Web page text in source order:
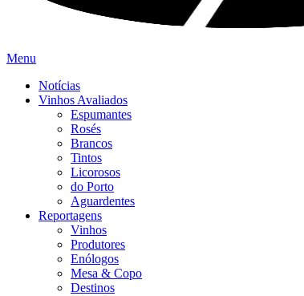
Menu
Notícias
Vinhos Avaliados
Espumantes
Rosés
Brancos
Tintos
Licorosos
do Porto
Aguardentes
Reportagens
Vinhos
Produtores
Enólogos
Mesa & Copo
Destinos